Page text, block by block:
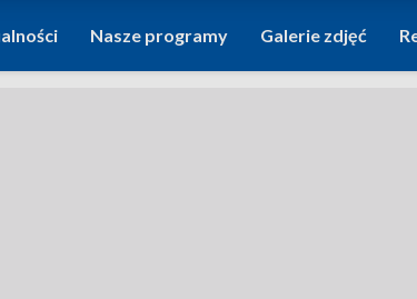
Nasze programy Galerie zdjęć